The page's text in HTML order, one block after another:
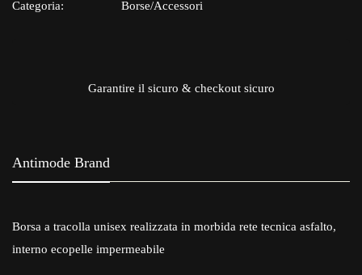
Categoria: Borse/Accessori
Garantire il sicuro & checkout sicuro
Antimode Brand
Borsa a tracolla unisex realizzata in morbida rete tecnica asfalto,
interno ecopelle impermeabile